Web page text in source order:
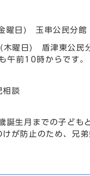
曜日) 玉串公民分館
木曜日) 盾津東公民
午前10時からです。
談
生月までの子ども
が防止のため、兄弟